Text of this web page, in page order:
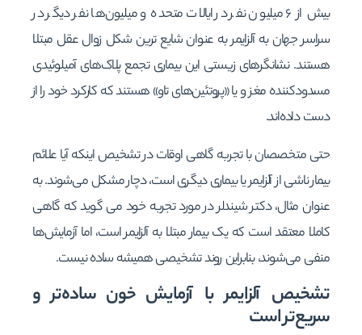
بیش از ۶ میلیون نفر در ایالات متحده و میلیون‌ها نفر دیگر در
سراسر جهان به آلزایمر به عنوان شایع ترین شکل زوال عقل مبتلا
هستند. نشانگرهای زیستی این بیماری تجمع پلاک‌های آمیلوئیدی
مسدودکننده مغز و یا «پروتئین‌های تاو» هستند که کارکرد خود را از
دست داده‌اند.
حتی متخصصان با تجربه گاهی اوقات در تشخیص اینکه آیا علائم
بیمار ناشی از آلزایمر یا بیماری دیگری است، دچار مشکل می‌شوند. به
عنوان مثال، دکتر شیندلر در مورد تجربه خود می گوید که گاهی
کاملا معتقد است که یک بیمار مبتلا به آلزایمر است، اما آزمایش‌ها
منفی می‌شوند، بنابراین روند تشخیصی همیشه ساده نیست.
تشخیص آلزایمر با آزمایش خون ساده‌تر و
سریع‌تر است